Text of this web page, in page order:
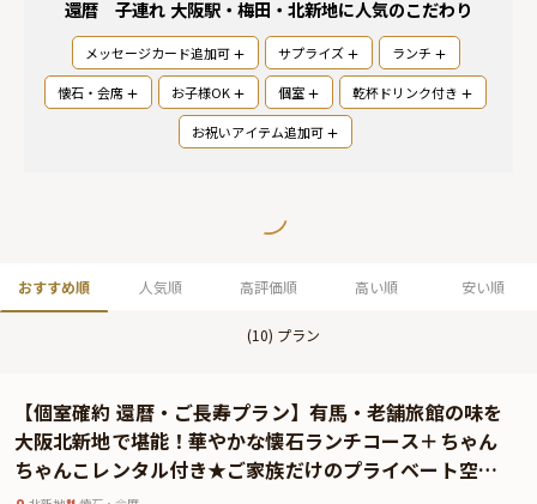
還暦 子連れ 大阪駅・梅田・北新地に人気のこだわり
メッセージカード追加可 サプライズ ランチ
懐石・会席 お子様OK 個室 乾杯ドリンク付き
お祝いアイテム追加可
おすすめ順 人気順 高評価順 高い順 安い順
(10) プラン
【個室確約 還暦・ご長寿プラン】有馬・老舗旅館の味を
大阪北新地で堪能！華やかな懐石ランチコース＋ちゃん
ちゃんこレンタル付き★ご家族だけのプライベート空間
で盛大にお祝い